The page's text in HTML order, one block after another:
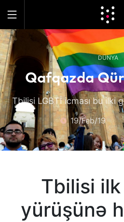
DÜNYA
Qafqazda
Tbilisi LGBTİ icması bu ilki
19/Feb/19
Tbilisi
yürüşünə